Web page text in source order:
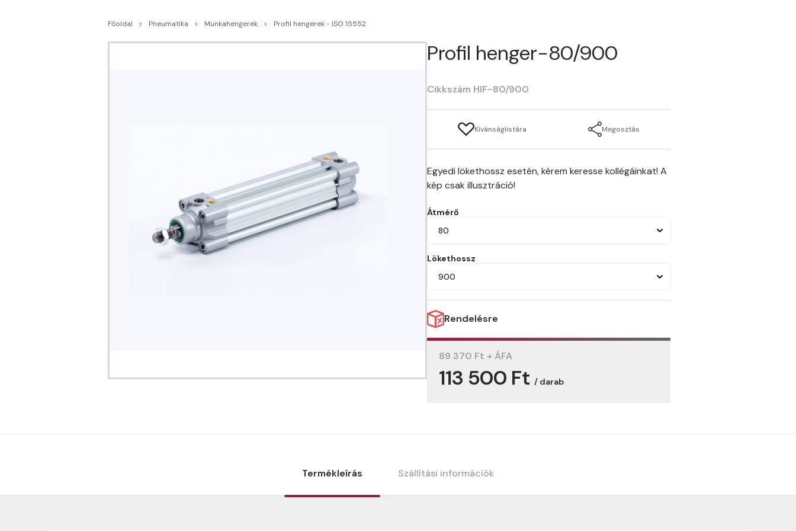
Főoldal Pneumatika Munkahengerek Profil hengerek - ISO 15552
Profil henger-80/900
Cikkszám HIF-80/900
Kívánságlistára Megosztás
Egyedi lökethossz esetén, kérem keresse kollégáinkat! A
kép csak illusztráció!
Átmérő
80
Lökethossz
900
Rendelésre
89 370 Ft + ÁFA
113 500 Ft / darab
Termékleírás Szállítási információk